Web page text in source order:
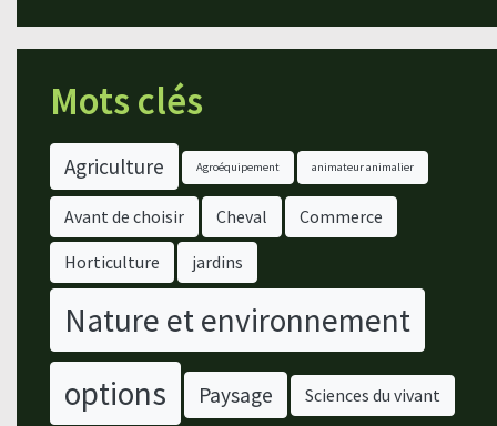
Mots clés
Agriculture Agroéquipement animateur animalier
Avant de choisir Cheval Commerce
Horticulture jardins
Nature et environnement
options
Paysage Sciences du vivant